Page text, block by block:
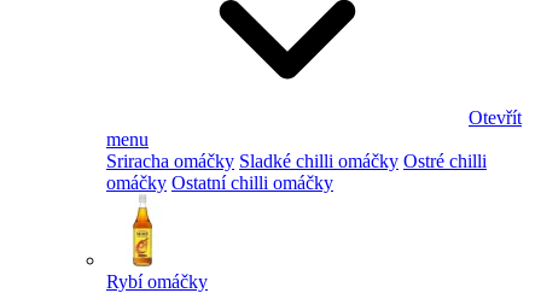
Otevřít
menu
Sriracha omáčky Sladké chilli omáčky Ostré chilli
omáčky Ostatní chilli omáčky
Rybí omáčky